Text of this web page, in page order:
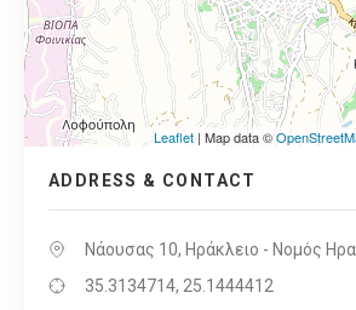
Leaflet| Map data ©
ADDRESS & CONTACT
Νάουσας 10, Ηράκλειο - Νομός
35.3134714, 25.1444412